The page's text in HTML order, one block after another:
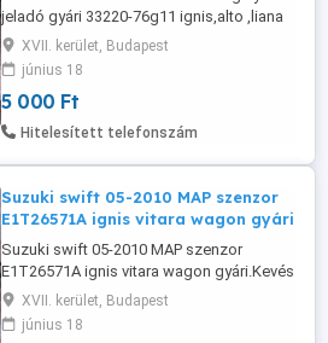
jeladó gyári 33220-76g11 ignis,alto ,liana
jimny.Kevés km-es bontott alkatrész.
XVII. kerület, Budapest
június 18
5 000 Ft
Hitelesített telefonszám
Suzuki swift 05-2010 MAP szenzor
E1T26571A ignis vitara wagon gyári
Suzuki swift 05-2010 MAP szenzor
E1T26571A ignis vitara wagon gyári.Kevés
km-es bontott alkatrész.
XVII. kerület, Budapest
június 18